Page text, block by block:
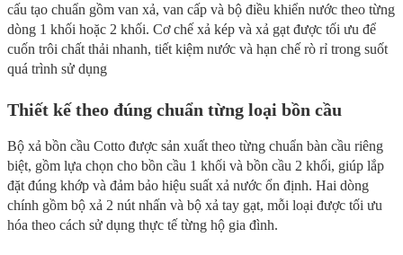
cấu tạo chuẩn gồm van xả, van cấp và bộ điều khiển nước theo từng
dòng 1 khối hoặc 2 khối. Cơ chế xả kép và xả gạt được tối ưu để
cuốn trôi chất thải nhanh, tiết kiệm nước và hạn chế rò rỉ trong suốt
quá trình sử dụng
Thiết kế theo đúng chuẩn từng loại bồn cầu
Bộ xả bồn cầu Cotto được sản xuất theo từng chuẩn bàn cầu riêng
biệt, gồm lựa chọn cho bồn cầu 1 khối và bồn cầu 2 khối, giúp lắp
đặt đúng khớp và đảm bảo hiệu suất xả nước ổn định. Hai dòng
chính gồm bộ xả 2 nút nhấn và bộ xả tay gạt, mỗi loại được tối ưu
hóa theo cách sử dụng thực tế từng hộ gia đình.